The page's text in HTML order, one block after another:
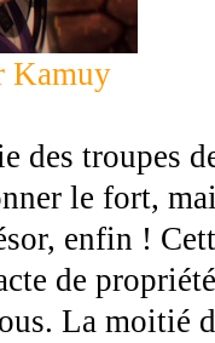
Kamuy
des troupes
le fort,
enfin !
de
La moitié